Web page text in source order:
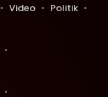
Video
Politik